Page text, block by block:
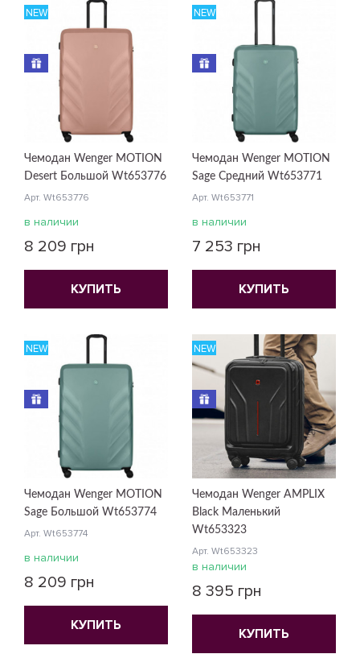
Чемодан Wenger MOTION
Desert Большой Wt653776
Арт. Wt653776
NEW
в наличии
8 209 грн
КУПИТЬ
Чемодан Wenger MOTION
Sage Средний Wt653771
Арт. Wt653771
NEW
в наличии
7 253 грн
КУПИТЬ
Чемодан Wenger MOTION
Sage Большой Wt653774
Арт. Wt653774
NEW
в наличии
8 209 грн
КУПИТЬ
Чемодан Wenger AMPLIX
Black Маленький
Wt653323
Арт. Wt653323
NEW
в наличии
8 395 грн
КУПИТЬ